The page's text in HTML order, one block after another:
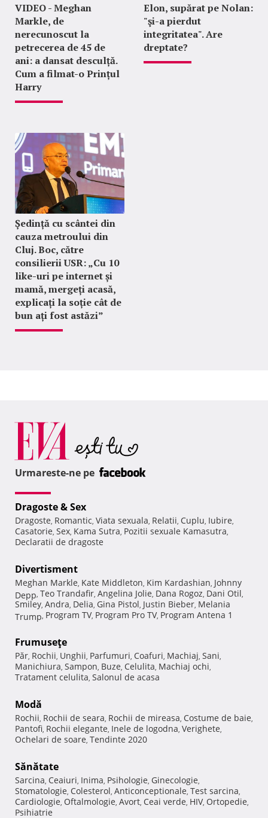
VIDEO - Meghan
Markle, de
nerecunoscut la
petrecerea de 45 de
ani: a dansat desculță.
Cum a filmat-o Prințul
Harry
Elon, supărat pe Nolan:
"şi-a pierdut
integritatea". Are
dreptate?
Ședință cu scântei din
cauza metroului din
Cluj. Boc, către
consilierii USR: „Cu 10
like-uri pe internet și
mamă, mergeți acasă,
explicați la soție cât de
bun ați fost astăzi”
Urmareste-ne pe
Dragoste & Sex
Dragoste, Romantic, Viata sexuala, Relatii, Cuplu, Iubire,
Casatorie, Sex, Kama Sutra, Pozitii sexuale Kamasutra,
Declaratii de dragoste
Divertisment
Meghan Markle, Kate Middleton, Kim Kardashian, Johnny
Depp, Teo Trandafir, Angelina Jolie, Dana Rogoz, Dani Otil,
Smiley, Andra, Delia, Gina Pistol, Justin Bieber, Melania
Trump, Program TV, Program Pro TV, Program Antena 1
Frumuseţe
Păr, Rochii, Unghii, Parfumuri, Coafuri, Machiaj, Sani,
Manichiura, Sampon, Buze, Celulita, Machiaj ochi,
Tratament celulita, Salonul de acasa
Modă
Rochii, Rochii de seara, Rochii de mireasa, Costume de baie,
Pantofi, Rochii elegante, Inele de logodna, Verighete,
Ochelari de soare, Tendinte 2020
Sănătate
Sarcina, Ceaiuri, Inima, Psihologie, Ginecologie,
Stomatologie, Colesterol, Anticonceptionale, Test sarcina,
Cardiologie, Oftalmologie, Avort, Ceai verde, HIV, Ortopedie,
Psihiatrie